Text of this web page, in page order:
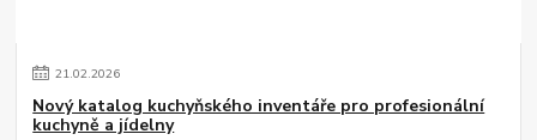
21.02.2026
Nový katalog kuchyňského inventáře pro profesionální
kuchyně a jídelny